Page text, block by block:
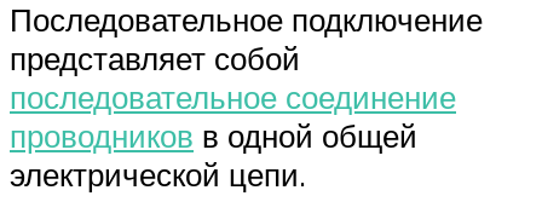
Последовательное подключение
представляет собой
последовательное соединение
проводников в одной общей
электрической цепи.